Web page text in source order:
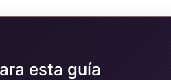
esta guía